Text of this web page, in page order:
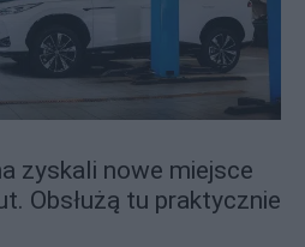
zyskali nowe miejsce
Obsłużą tu praktycznie